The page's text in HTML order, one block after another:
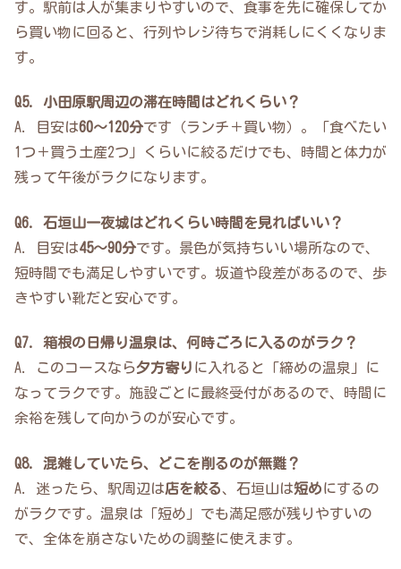
す。駅前は人が集まりやすいので、食事を先に確保してか
ら買い物に回ると、行列やレジ待ちで消耗しにくくなりま
す。
Q5. 小田原駅周辺の滞在時間はどれくらい？
A. 目安は60〜120分です（ランチ＋買い物）。「食べたい
1つ＋買う土産2つ」くらいに絞るだけでも、時間と体力が
残って午後がラクになります。
Q6. 石垣山一夜城はどれくらい時間を見ればいい？
A. 目安は45〜90分です。景色が気持ちいい場所なので、
短時間でも満足しやすいです。坂道や段差があるので、歩
きやすい靴だと安心です。
Q7. 箱根の日帰り温泉は、何時ごろに入るのがラク？
A. このコースなら夕方寄り に入れると「締めの温泉」に
なってラクです。施設ごとに最終受付があるので、時間に
余裕を残して向かうのが安心です。
Q8. 混雑していたら、どこを削るのが無難？
A. 迷ったら、駅周辺は店を絞る、石垣山は短めにするの
がラクです。温泉は「短め」でも満足感が残りやすいの
で、全体を崩さないための調整に使えます。